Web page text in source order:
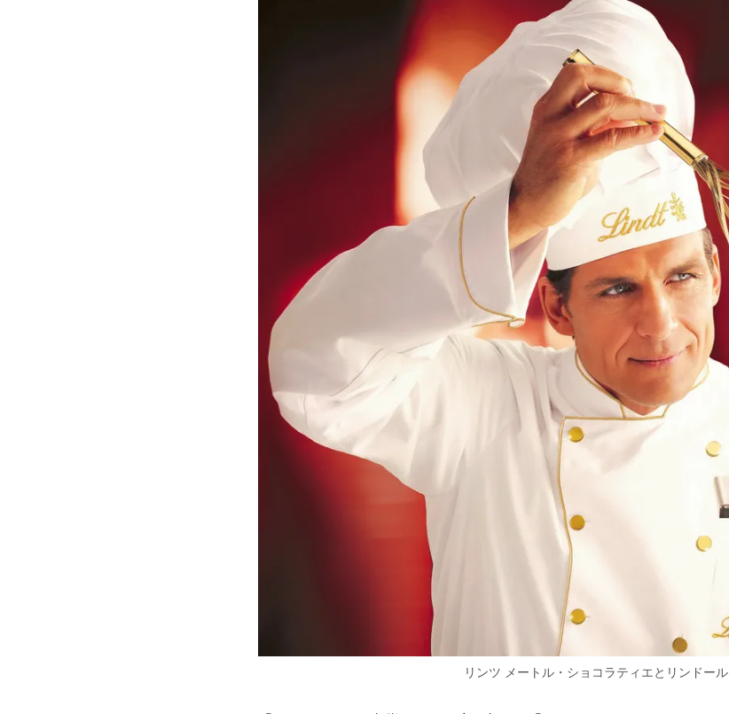
リンツ メートル・ショコラティエとリンドール